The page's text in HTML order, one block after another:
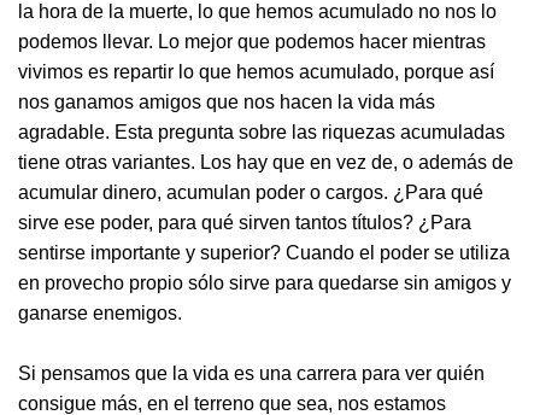
la hora de la muerte, lo que hemos acumulado no nos lo
podemos llevar. Lo mejor que podemos hacer mientras
vivimos es repartir lo que hemos acumulado, porque así
nos ganamos amigos que nos hacen la vida más
agradable. Esta pregunta sobre las riquezas acumuladas
tiene otras variantes. Los hay que en vez de, o además de
acumular dinero, acumulan poder o cargos. ¿Para qué
sirve ese poder, para qué sirven tantos títulos? ¿Para
sentirse importante y superior? Cuando el poder se utiliza
en provecho propio sólo sirve para quedarse sin amigos y
ganarse enemigos.
Si pensamos que la vida es una carrera para ver quién
consigue más, en el terreno que sea, nos estamos